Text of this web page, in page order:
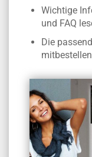
Wichtige
und FAQ
Die
mitbestellen